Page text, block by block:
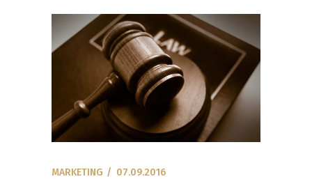
MARKETING 07.09.2016